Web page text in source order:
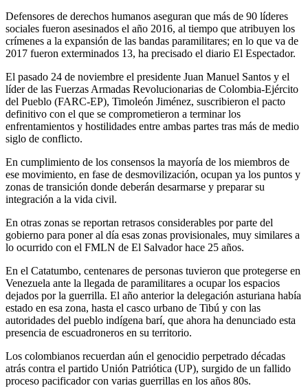
Defensores de derechos humanos aseguran que más de 90 líderes
sociales fueron asesinados el año 2016, al tiempo que atribuyen los
crímenes a la expansión de las bandas paramilitares; en lo que va de
2017 fueron exterminados 13, ha precisado el diario El Espectador.
El pasado 24 de noviembre el presidente Juan Manuel Santos y el
líder de las Fuerzas Armadas Revolucionarias de Colombia-Ejército
del Pueblo (FARC-EP), Timoleón Jiménez, suscribieron el pacto
definitivo con el que se comprometieron a terminar los
enfrentamientos y hostilidades entre ambas partes tras más de medio
siglo de conflicto.
En cumplimiento de los consensos la mayoría de los miembros de
ese movimiento, en fase de desmovilización, ocupan ya los puntos y
zonas de transición donde deberán desarmarse y preparar su
integración a la vida civil.
En otras zonas se reportan retrasos considerables por parte del
gobierno para poner al día esas zonas provisionales, muy similares a
lo ocurrido con el FMLN de El Salvador hace 25 años.
En el Catatumbo, centenares de personas tuvieron que protegerse en
Venezuela ante la llegada de paramilitares a ocupar los espacios
dejados por la guerrilla. El año anterior la delegación asturiana había
estado en esa zona, hasta el casco urbano de Tibú y con las
autoridades del pueblo indígena barí, que ahora ha denunciado esta
presencia de escuadroneros en su territorio.
Los colombianos recuerdan aún el genocidio perpetrado décadas
atrás contra el partido Unión Patriótica (UP), surgido de un fallido
proceso pacificador con varias guerrillas en los años 80s.